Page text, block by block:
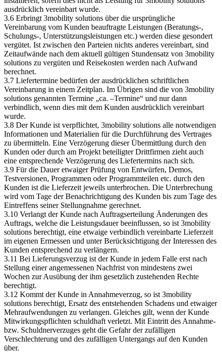
ausdrücklich vereinbart wurde.
3.6 Erbringt 3mobility solutions über die ursprüngliche
Vereinbarung vom Kunden beauftragte Leistungen (Beratungs-,
Schulungs-, Unterstützungsleistungen etc.) werden diese gesondert
vergütet. Ist zwischen den Parteien nichts anderes vereinbart, sind
Zeitaufwände nach dem aktuell gültigen Stundensatz von 3mobility
solutions zu vergüten und Reisekosten werden nach Aufwand
berechnet.
3.7 Liefertermine bedürfen der ausdrücklichen schriftlichen
Vereinbarung in einem Zeitplan. Im Übrigen sind die von 3mobility
solutions genannten Termine „ca. –Termine“ und nur dann
verbindlich, wenn dies mit dem Kunden ausdrücklich vereinbart
wurde.
3.8 Der Kunde ist verpflichtet, 3mobility solutions alle notwendigen
Informationen und Materialien für die Durchführung des Vertrages
zu übermitteln. Eine Verzögerung dieser Übermittlung durch den
Kunden oder durch am Projekt beteiligter Drittfirmen zieht auch
eine entsprechende Verzögerung des Liefertermins nach sich.
3.9 Für die Dauer etwaiger Prüfung von Entwürfen, Demos,
Testversionen, Programmen oder Programmteilen etc. durch den
Kunden ist die Lieferzeit jeweils unterbrochen. Die Unterbrechung
wird vom Tage der Benachrichtigung des Kunden bis zum Tage des
Eintreffens seiner Stellungnahme gerechnet.
3.10 Verlangt der Kunde nach Auftragserteilung Änderungen des
Auftrags, welche die Leistungsdauer beeinflussen, so ist 3mobility
solutions berechtigt, eine etwaige verbindlich vereinbarte Lieferzeit
im eigenen Ermessen und unter Berücksichtigung der Interessen des
Kunden entsprechend zu verlängern.
3.11 Bei Lieferungsverzug ist der Kunde in jedem Falle erst nach
Stellung einer angemessenen Nachfrist von mindestens zwei
Wochen zur Ausübung der ihm gesetzlich zustehenden Rechte
berechtigt.
3.12 Kommt der Kunde in Annahmeverzug, so ist 3mobility
solutions berechtigt, Ersatz des entstehenden Schadens und etwaiger
Mehraufwendungen zu verlangen. Gleiches gilt, wenn der Kunde
Mitwirkungspflichten schuldhaft verletzt. Mit Eintritt des Annahme-
bzw. Schuldnerverzuges geht die Gefahr der zufälligen
Verschlechterung und des zufälligen Untergangs auf den Kunden
über.